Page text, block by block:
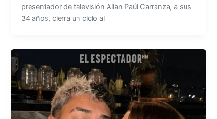
presentador de televisión Allan Paúl Carranza, a sus
34 años, cierra un ciclo al